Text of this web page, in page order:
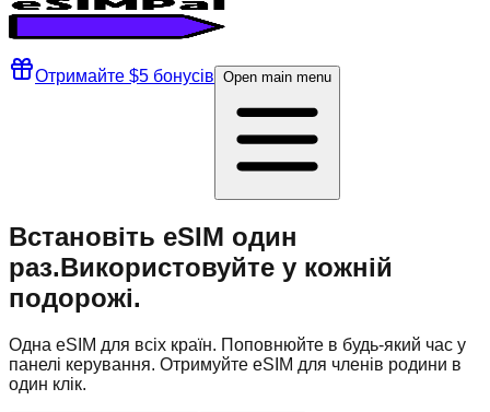
Отримайте $5 бонусів Open main menu
Встановіть eSIM один
раз.Використовуйте у кожній
подорожі.
Одна eSIM для всіх країн. Поповнюйте в будь-який час у
панелі керування. Отримуйте eSIM для членів родини в
один клік.